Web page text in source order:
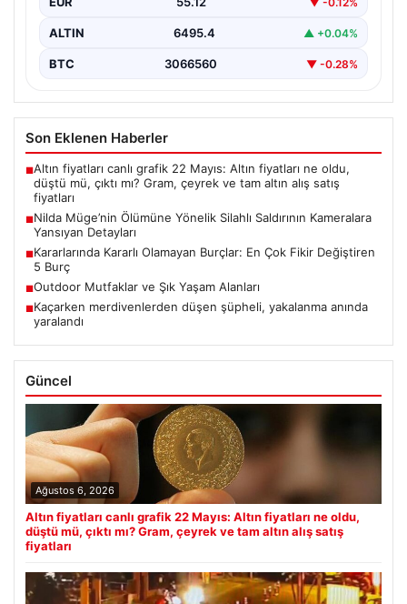
ilaçları…
ALTIN 6495.4 ▲ +0.04%
BTC 3066560 ▼ -0.28%
Son Eklenen Haberler
■Altın fiyatları canlı grafik 22 Mayıs: Altın fiyatları ne oldu,
düştü mü, çıktı mı? Gram, çeyrek ve tam altın alış satış
fiyatları
■Nilda Müge’nin Ölümüne Yönelik Silahlı Saldırının Kameralara
Yansıyan Detayları
■Kararlarında Kararlı Olamayan Burçlar: En Çok Fikir Değiştiren
5 Burç
■Outdoor Mutfaklar ve Şık Yaşam Alanları
■Kaçarken merdivenlerden düşen şüpheli, yakalanma anında
yaralandı
Güncel
Ağustos 6, 2026
Altın fiyatları canlı grafik 22 Mayıs: Altın fiyatları ne oldu,
düştü mü, çıktı mı? Gram, çeyrek ve tam altın alış satış
fiyatları